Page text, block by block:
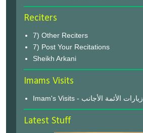
Reciters
7) Other Reciters
7) Post Your Recitations
Sheikh Arkani
Imams Visits
Imam's Visits - زيارات الأئمة الأجانب
Latest Stuff